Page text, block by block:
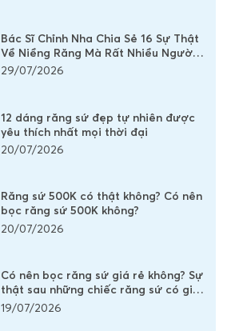
Bác Sĩ Chỉnh Nha Chia Sẻ 16 Sự Thật
Về Niềng Răng Mà Rất Nhiều Người
Vẫn Đang Hiểu Sai
29/07/2026
12 dáng răng sứ đẹp tự nhiên được
yêu thích nhất mọi thời đại
20/07/2026
Răng sứ 500K có thật không? Có nên
bọc răng sứ 500K không?
20/07/2026
Có nên bọc răng sứ giá rẻ không? Sự
thật sau những chiếc răng sứ có giá
vài trăm nghìn
19/07/2026